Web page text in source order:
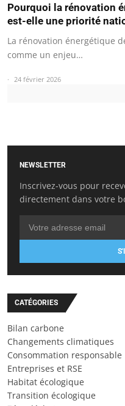
Pourquoi la rénovation
est-elle une priorité
La rénovation énergétique
comme un enjeu…
24 février 2026
NEWSLETTER
Inscrivez-vous pour
directement dans votre
CATÉGORIES
Bilan carbone
Changements climatiques
Consommation responsable
Entreprises et RSE
Habitat écologique
Transition écologique